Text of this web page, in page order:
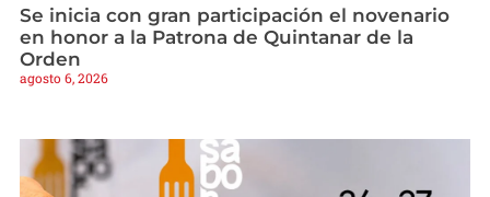
Se inicia con gran participación el novenario
en honor a la Patrona de Quintanar de la
Orden
agosto 6, 2026